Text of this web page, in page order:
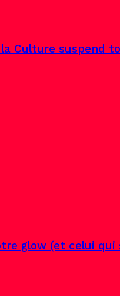
Culture suspend
glow (et celui qui